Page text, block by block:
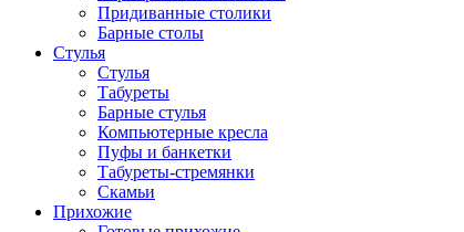
Придиванные столики
Барные столы
Стулья
Стулья
Табуреты
Барные стулья
Компьютерные кресла
Пуфы и банкетки
Табуреты-стремянки
Скамьи
Прихожие